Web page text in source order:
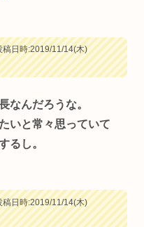
日時:2019/11/14(木)
なんだろうな。
いと常々思っていて
るし。
日時:2019/11/14(木)